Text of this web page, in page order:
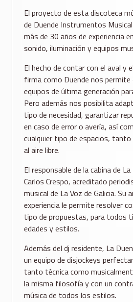
El proyecto de esta discoteca
de Duende Instrumentos
más de 30 años de experiencia
sonido, iluminación y equipos
El hecho de contar con el aval y
firma como Duende nos permite
equipos de última generación
Pero además nos posibilita
tipo de necesidad, garantizar
en caso de error o avería, así
cualquier tipo de espacios,
al aire libre.
El responsable de la cabina de
Carlos Crespo, acreditado
musical de La Voz de Galicia. Su
experiencia le permite resolver
tipo de propuestas, para todos
edades y estilos.
Además del dj residente, La
un equipo de disjockeys
tanto técnica como
la misma filosofía y con un
música de todos los estilos.